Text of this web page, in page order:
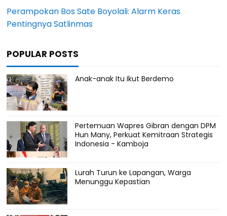
Perampokan Bos Sate Boyolali: Alarm Keras
Pentingnya Satlinmas
POPULAR POSTS
Anak-anak Itu Ikut Berdemo
Pertemuan Wapres Gibran dengan DPM
Hun Many, Perkuat Kemitraan Strategis
Indonesia - Kamboja
Lurah Turun ke Lapangan, Warga
Menunggu Kepastian